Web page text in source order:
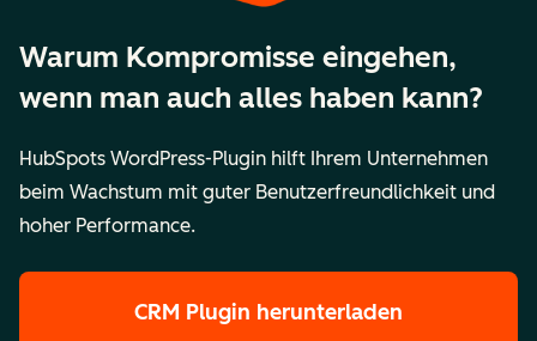
Warum Kompromisse eingehen,
wenn man auch alles haben kann?
HubSpots WordPress-Plugin hilft Ihrem Unternehmen
beim Wachstum mit guter Benutzerfreundlichkeit und
hoher Performance.
CRM Plugin herunterladen